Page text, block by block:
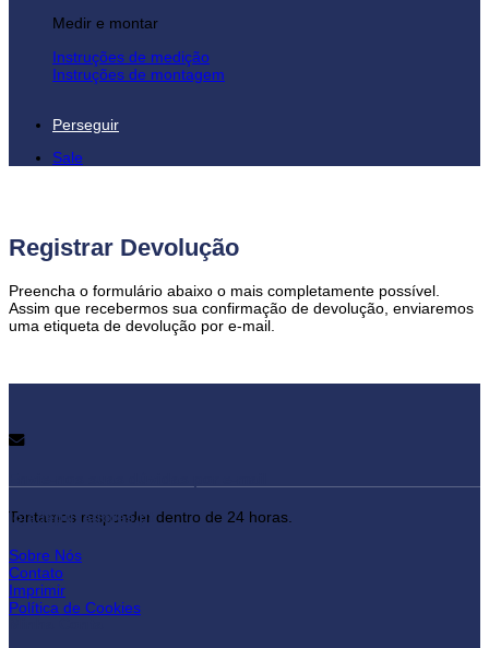
Medir e montar
Instruções de medição
Instruções de montagem
Perseguir
Sale
Registrar Devolução
Preencha o formulário abaixo o mais completamente possível.
Assim que recebermos sua confirmação de devolução, enviaremos
uma etiqueta de devolução por e-mail.
Tentamos responder dentro de 24 horas.
lojadepuxadores.pt
Sobre Nós
Contato
Imprimir
Política de Cookies